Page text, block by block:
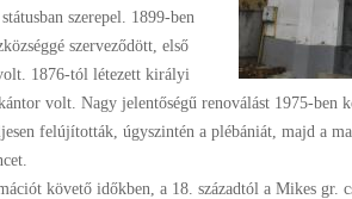
szerepel. 1899-ben
szerveződött, első
1876-tól létezett királyi
volt. Nagy jelentőségű renoválást 1975-ben
felújították, úgyszintén a plébániát, majd a
követő időkben, a 18. századtól a Mikes gr.